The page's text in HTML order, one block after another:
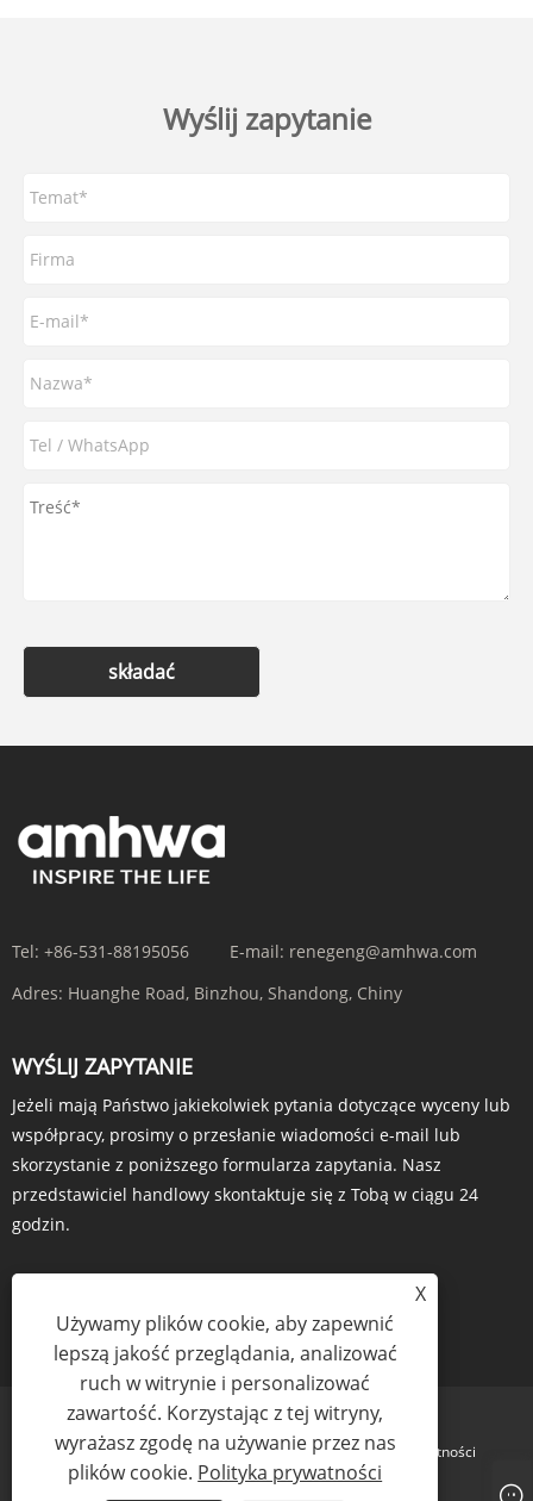
Wyślij zapytanie
składać
Tel: +86-531-88195056 E-mail: renegeng@amhwa.com
Adres: Huanghe Road, Binzhou, Shandong, Chiny
WYŚLIJ ZAPYTANIE
Jeżeli mają Państwo jakiekolwiek pytania dotyczące wyceny lub
współpracy, prosimy o przesłanie wiadomości e-mail lub
skorzystanie z poniższego formularza zapytania. Nasz
przedstawiciel handlowy skontaktuje się z Tobą w ciągu 24
godzin.
ZAPYTANIE TERAZ
Links Sitemap RSS XML Polityka prywatności
X
Używamy plików cookie, aby zapewnić
lepszą jakość przeglądania, analizować
ruch w witrynie i personalizować
zawartość. Korzystając z tej witryny,
wyrażasz zgodę na używanie przez nas
plików cookie. Polityka prywatności